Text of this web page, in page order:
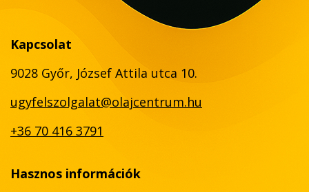
Kapcsolat
9028 Győr, József Attila utca 10.
ugyfelszolgalat@olajcentrum.hu
+36 70 416 3791
Hasznos információk